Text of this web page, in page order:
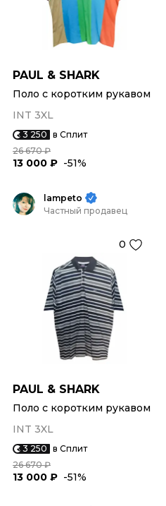
PAUL & SHARK
Поло с коротким рукавом
INT 3XL
3 250 в Сплит
26 670 ₽
13 000 ₽ -51%
lampeto
Частный продавец
0
PAUL & SHARK
Поло с коротким рукавом
INT 3XL
3 250 в Сплит
26 670 ₽
13 000 ₽ -51%